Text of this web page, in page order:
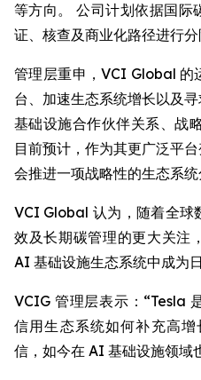
等方向。 公司计划依据国际
证、核查及商业化路径进行分
管理层重申，VCI Global 的
台、加速生态系统增长以及
基础设施合作伙伴关系、战
目前预计，作为其更广泛平
会推进一项战略性的生态系统
VCI Global 认为，随着全球
效及长期碳管理的更大关注
AI 基础设施生态系统中成为
VCIG 管理层表示：“Tesla
信用生态系统如何补充高
信，如今在 AI 基础设施领域